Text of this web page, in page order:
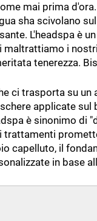
mai prima
sha scivolano
L'headspa è
maltrattiamo i
tenerezza.
ci trasporta su
applicate
è sinonimo di
trattamenti
capelluto, il
in base